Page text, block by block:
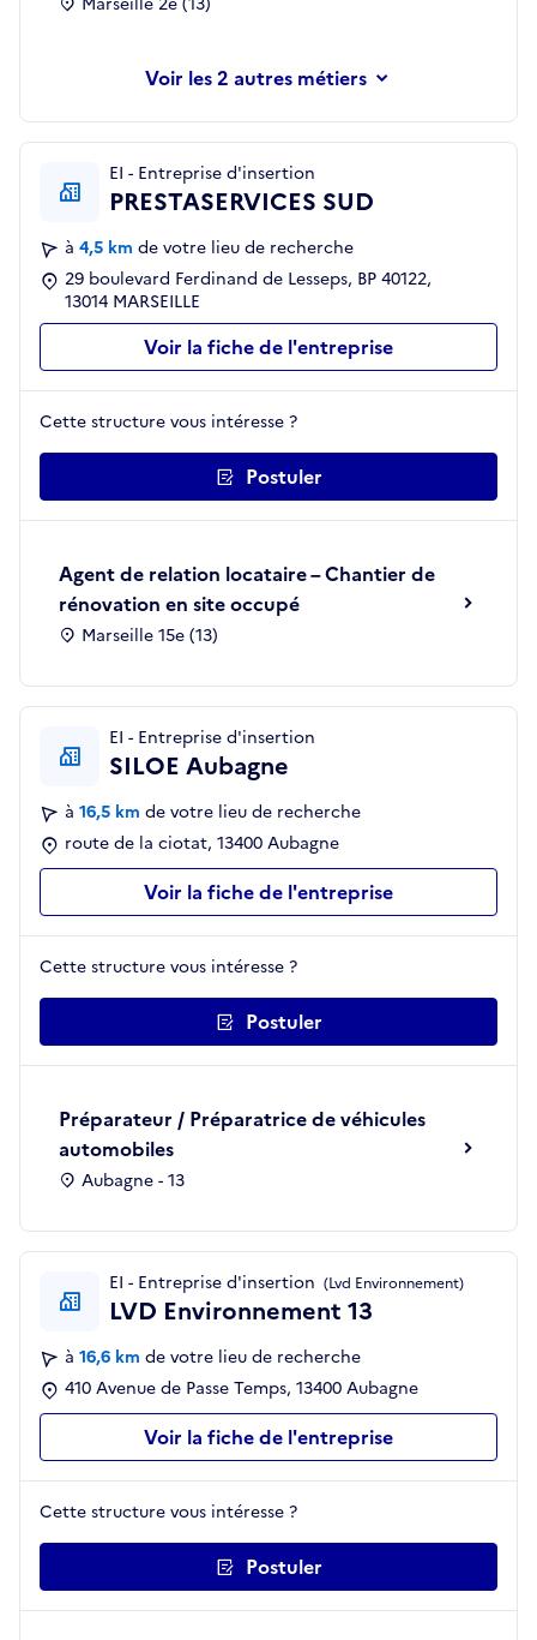
les 2 autres métiers
EI - Entreprise d'insertion
PRESTASERVICES SUD
à 4,5 km de votre lieu de recherche
29 boulevard Ferdinand de Lesseps, BP 40122,
13014 MARSEILLE
Voir la fiche de l'entreprise
Cette structure vous intéresse ?
Postuler
Agent de relation locataire – Chantier de
rénovation en site occupé
Marseille 15e (13)
EI - Entreprise d'insertion
SILOE Aubagne
à 16,5 km de votre lieu de recherche
route de la ciotat, 13400 Aubagne
Voir la fiche de l'entreprise
Cette structure vous intéresse ?
Postuler
Préparateur / Préparatrice de véhicules
automobiles
Aubagne - 13
EI - Entreprise d'insertion (Lvd Environnement)
LVD Environnement 13
à 16,6 km de votre lieu de recherche
410 Avenue de Passe Temps, 13400 Aubagne
Voir la fiche de l'entreprise
Cette structure vous intéresse ?
Postuler